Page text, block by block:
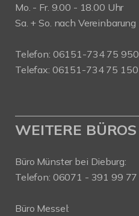
Mo. - Fr. 9.00 - 18.00 Uhr
Sa. + So. nach Vereinbarung
Telefon: 06151-734 75 950
Telefax: 06151-734 75 150
WEITERE BÜROS
Büro Münster bei Dieburg:
Telefon: 06071 - 391 99 77
Büro Messel: